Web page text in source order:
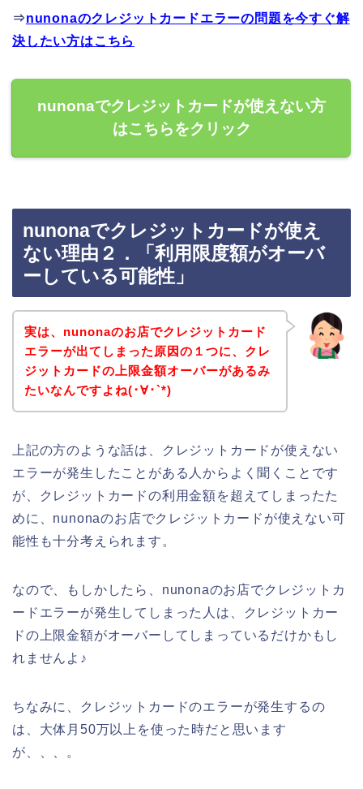
⇒nunonaのクレジットカードエラーの問題を今すぐ解
決したい方はこちら
nunonaでクレジットカードが使えない方
はこちらをクリック
nunonaでクレジットカードが使え
ない理由２．「利用限度額がオーバ
ーしている可能性」
実は、nunonaのお店でクレジットカード
エラーが出てしまった原因の１つに、クレ
ジットカードの上限金額オーバーがあるみ
たいなんですよね(･∀･`*)
上記の方のような話は、クレジットカードが使えない
エラーが発生したことがある人からよく聞くことです
が、クレジットカードの利用金額を超えてしまったた
めに、nunonaのお店でクレジットカードが使えない可
能性も十分考えられます。
なので、もしかしたら、nunonaのお店でクレジットカ
ードエラーが発生してしまった人は、クレジットカー
ドの上限金額がオーバーしてしまっているだけかもし
れませんよ♪
ちなみに、クレジットカードのエラーが発生するの
は、大体月50万以上を使った時だと思います
が、、、。